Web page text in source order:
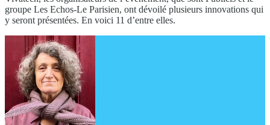
groupe Les Echos-Le Parisien, ont dévoilé plusieurs innovations qui
y seront présentées. En voici 11 d’entre elles.